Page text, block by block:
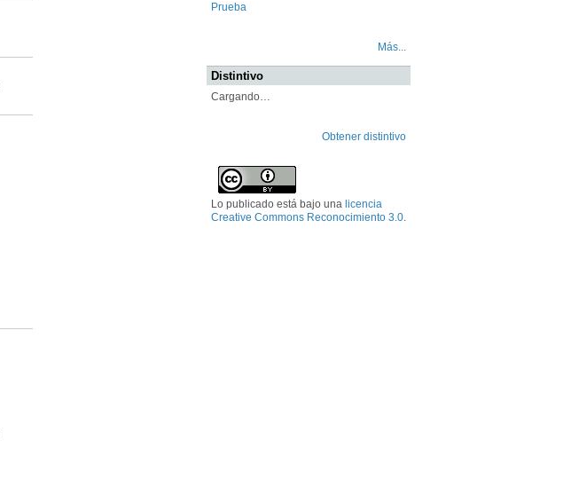
Prueba
Más...
Distintivo
Cargando…
Obtener distintivo
Lo publicado está bajo una licencia
Creative Commons Reconocimiento 3.0.